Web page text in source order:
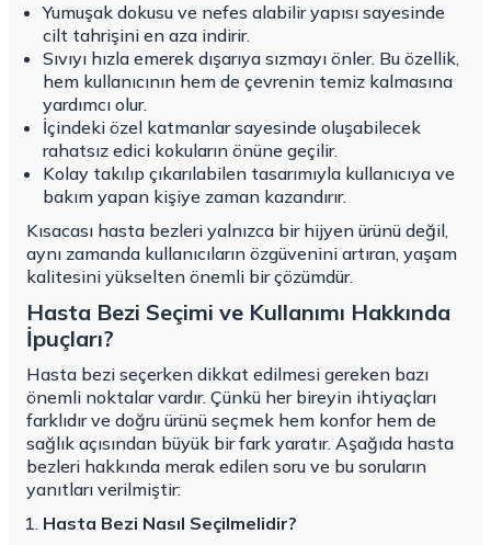
Yumuşak dokusu ve nefes alabilir yapısı sayesinde
cilt tahrişini en aza indirir.
Sıvıyı hızla emerek dışarıya sızmayı önler. Bu özellik,
hem kullanıcının hem de çevrenin temiz kalmasına
yardımcı olur.
İçindeki özel katmanlar sayesinde oluşabilecek
rahatsız edici kokuların önüne geçilir.
Kolay takılıp çıkarılabilen tasarımıyla kullanıcıya ve
bakım yapan kişiye zaman kazandırır.
Kısacası hasta bezleri yalnızca bir hijyen ürünü değil,
aynı zamanda kullanıcıların özgüvenini artıran, yaşam
kalitesini yükselten önemli bir çözümdür.
Hasta Bezi Seçimi ve Kullanımı Hakkında
İpuçları?
Hasta bezi seçerken dikkat edilmesi gereken bazı
önemli noktalar vardır. Çünkü her bireyin ihtiyaçları
farklıdır ve doğru ürünü seçmek hem konfor hem de
sağlık açısından büyük bir fark yaratır. Aşağıda hasta
bezleri hakkında merak edilen soru ve bu soruların
yanıtları verilmiştir:
Hasta Bezi Nasıl Seçilmelidir?